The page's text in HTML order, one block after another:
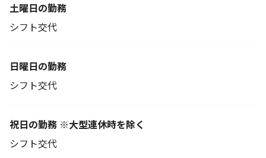
土曜日の勤務
シフト交代
日曜日の勤務
シフト交代
祝日の勤務 ※大型連休時を除く
シフト交代